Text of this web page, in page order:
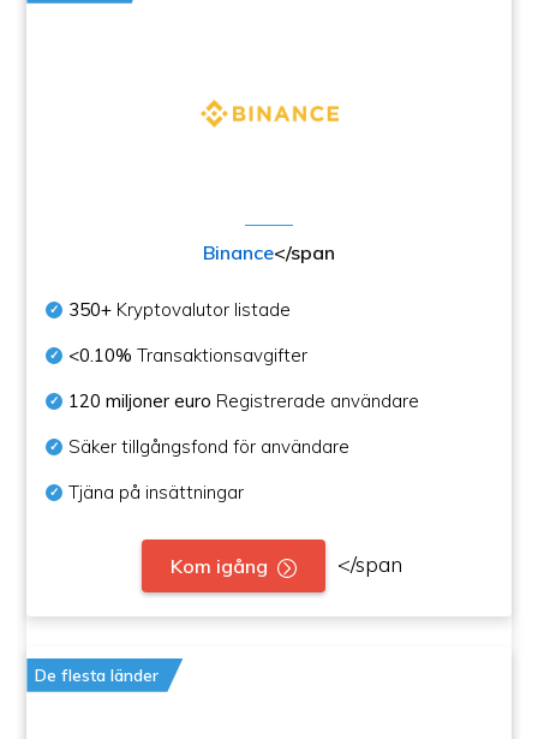
Binance</span
350+ Kryptovalutor listade
<0.10% Transaktionsavgifter
120 miljoner euro Registrerade användare
Säker tillgångsfond för användare
Tjäna på insättningar
Kom igång </span
De flesta länder